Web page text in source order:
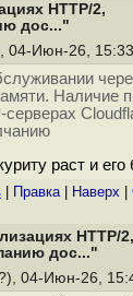
HTTP/2,
дос..."
04-Июн-26, 15:33
Наличие
раст и его
Правка| Наверх
HTTP/2,
дос..."
04-Июн-26,